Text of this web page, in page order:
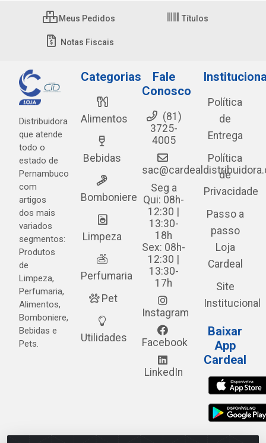
Meus Pedidos Títulos
Notas Fiscais
Distribuidora
que atende
todo o
estado de
Pernambuco
com
artigos
dos mais
variados
segmentos:
Produtos
de
Limpeza,
Perfumaria,
Alimentos,
Bomboniere,
Bebidas e
Pets.
Categorias
Alimentos
Bebidas
Bomboniere
Limpeza
Perfumaria
Pet
Utilidades
Fale
Conosco
(81)
3725-
4005
Seg a
Qui: 08h-
12:30 |
13:30-
18h
Sex: 08h-
12:30 |
13:30-
17h
Instagram
Facebook
LinkedIn
Política
de
Entrega
Política
de
Privacidade
Passo a
passo
Loja
Cardeal
Site
Institucional
Baixar
App
Cardeal